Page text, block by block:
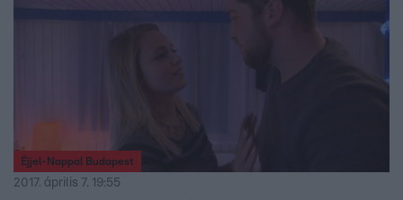
Éjjel-Nappal Budapest
2017. április 7. 19:55